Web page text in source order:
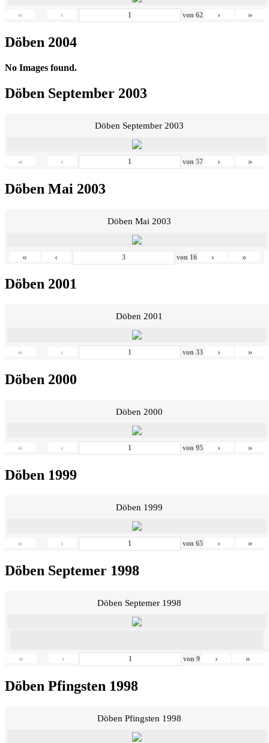
« ‹ von 62 › »
Döben 2004
No Images found.
Döben September 2003
Döben September 2003
« ‹ von 57 › »
Döben Mai 2003
Döben Mai 2003
« ‹ von 16 › »
Döben 2001
Döben 2001
« ‹ von 33 › »
Döben 2000
Döben 2000
« ‹ von 95 › »
Döben 1999
Döben 1999
« ‹ von 65 › »
Döben Septemer 1998
Döben Septemer 1998
« ‹ von9 › »
Döben Pfingsten 1998
Döben Pfingsten 1998